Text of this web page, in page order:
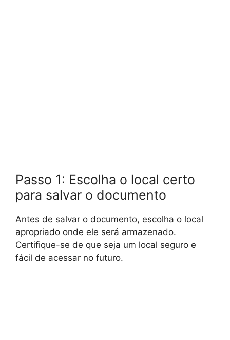
Passo 1: Escolha o local certo
para salvar o documento
Antes de salvar o documento, escolha o local
apropriado onde ele será armazenado.
Certifique-se de que seja um local seguro e
fácil de acessar no futuro.